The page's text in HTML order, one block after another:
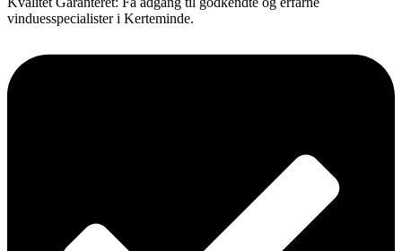
vinduesspecialister i Kerteminde.